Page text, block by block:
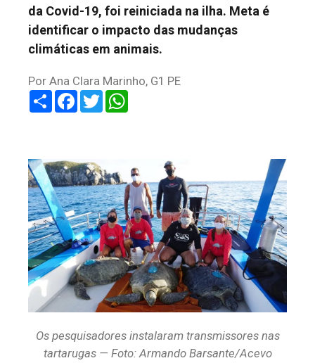
da Covid-19, foi reiniciada na ilha. Meta é
identificar o impacto das mudanças
climáticas em animais.
Por Ana Clara Marinho, G1 PE
ShareFacebook
Twitter
Os pesquisadores instalaram transmissores nas
tartarugas — Foto: Armando Barsante/Acevo